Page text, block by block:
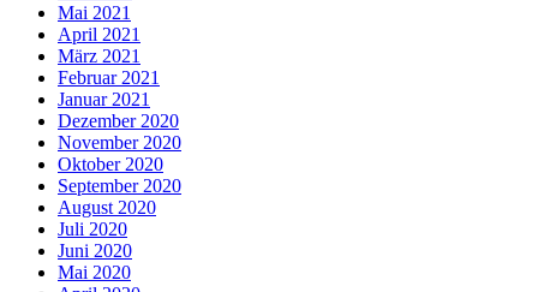
Mai 2021
April 2021
März 2021
Februar 2021
Januar 2021
Dezember 2020
November 2020
Oktober 2020
September 2020
August 2020
Juli 2020
Juni 2020
Mai 2020